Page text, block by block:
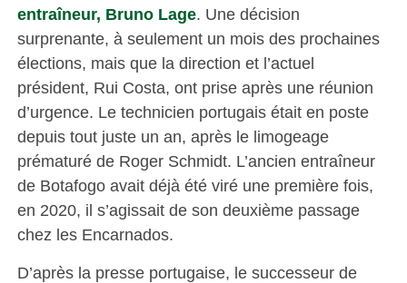
entraîneur, Bruno Lage. Une décision
surprenante, à seulement un mois des prochaines
élections, mais que la direction et l’actuel
président, Rui Costa, ont prise après une réunion
d’urgence. Le technicien portugais était en poste
depuis tout juste un an, après le limogeage
prématuré de Roger Schmidt. L’ancien entraîneur
de Botafogo avait déjà été viré une première fois,
en 2020, il s’agissait de son deuxième passage
chez les Encarnados.
D’après la presse portugaise, le successeur de